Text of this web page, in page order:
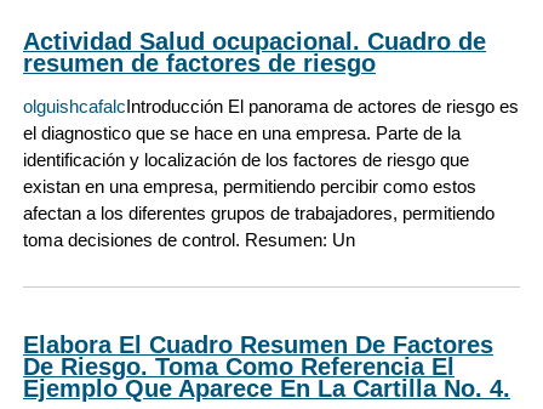
Actividad Salud ocupacional. Cuadro de
resumen de factores de riesgo
olguishcafalcIntroducción El panorama de actores de riesgo es
el diagnostico que se hace en una empresa. Parte de la
identificación y localización de los factores de riesgo que
existan en una empresa, permitiendo percibir como estos
afectan a los diferentes grupos de trabajadores, permitiendo
toma decisiones de control. Resumen: Un
Elabora El Cuadro Resumen De Factores
De Riesgo. Toma Como Referencia El
Ejemplo Que Aparece En La Cartilla No. 4.